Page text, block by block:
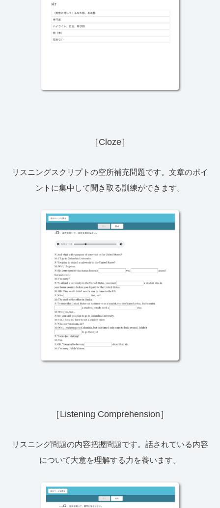
［Cloze］
リスニングスクリプトの空所補充問題です。文章のポイ
ントに集中して聞き取る訓練ができます。
［Listening Comprehension］
リスニング問題の内容把握問題です。話されている内容
について大意を理解する力を養います。